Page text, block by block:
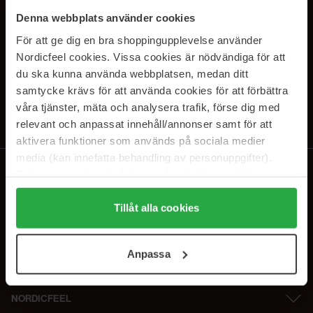
Denna webbplats använder cookies
För att ge dig en bra shoppingupplevelse använder
Nordicfeel cookies. Vissa cookies är nödvändiga för att
du ska kunna använda webbplatsen, medan ditt
samtycke krävs för att använda cookies för att förbättra
våra tjänster, mäta och analysera trafik, förse dig med
relevant och anpassat innehåll/annonser samt för att
aktivera funktioner som används på sociala medier
media (kan innefatta behandling av personuppgifter).
Genom att trycka på "Tillåt alla cookies" accepterar du
alla cookies, medan du under "Detaljer" kan anpassa
användningen av cookies. Du kan när som helst återkalla
samt vår Integritetspolicy.
Tillåt alla cookies
Anpassa
SUBSCRIBE TO OUR
NEWSLETTER
Sähköposti
Tilaamalla hyväksyttietosuojakäytäntömme. Peruuta tilaus milloin
NORDICFEEL